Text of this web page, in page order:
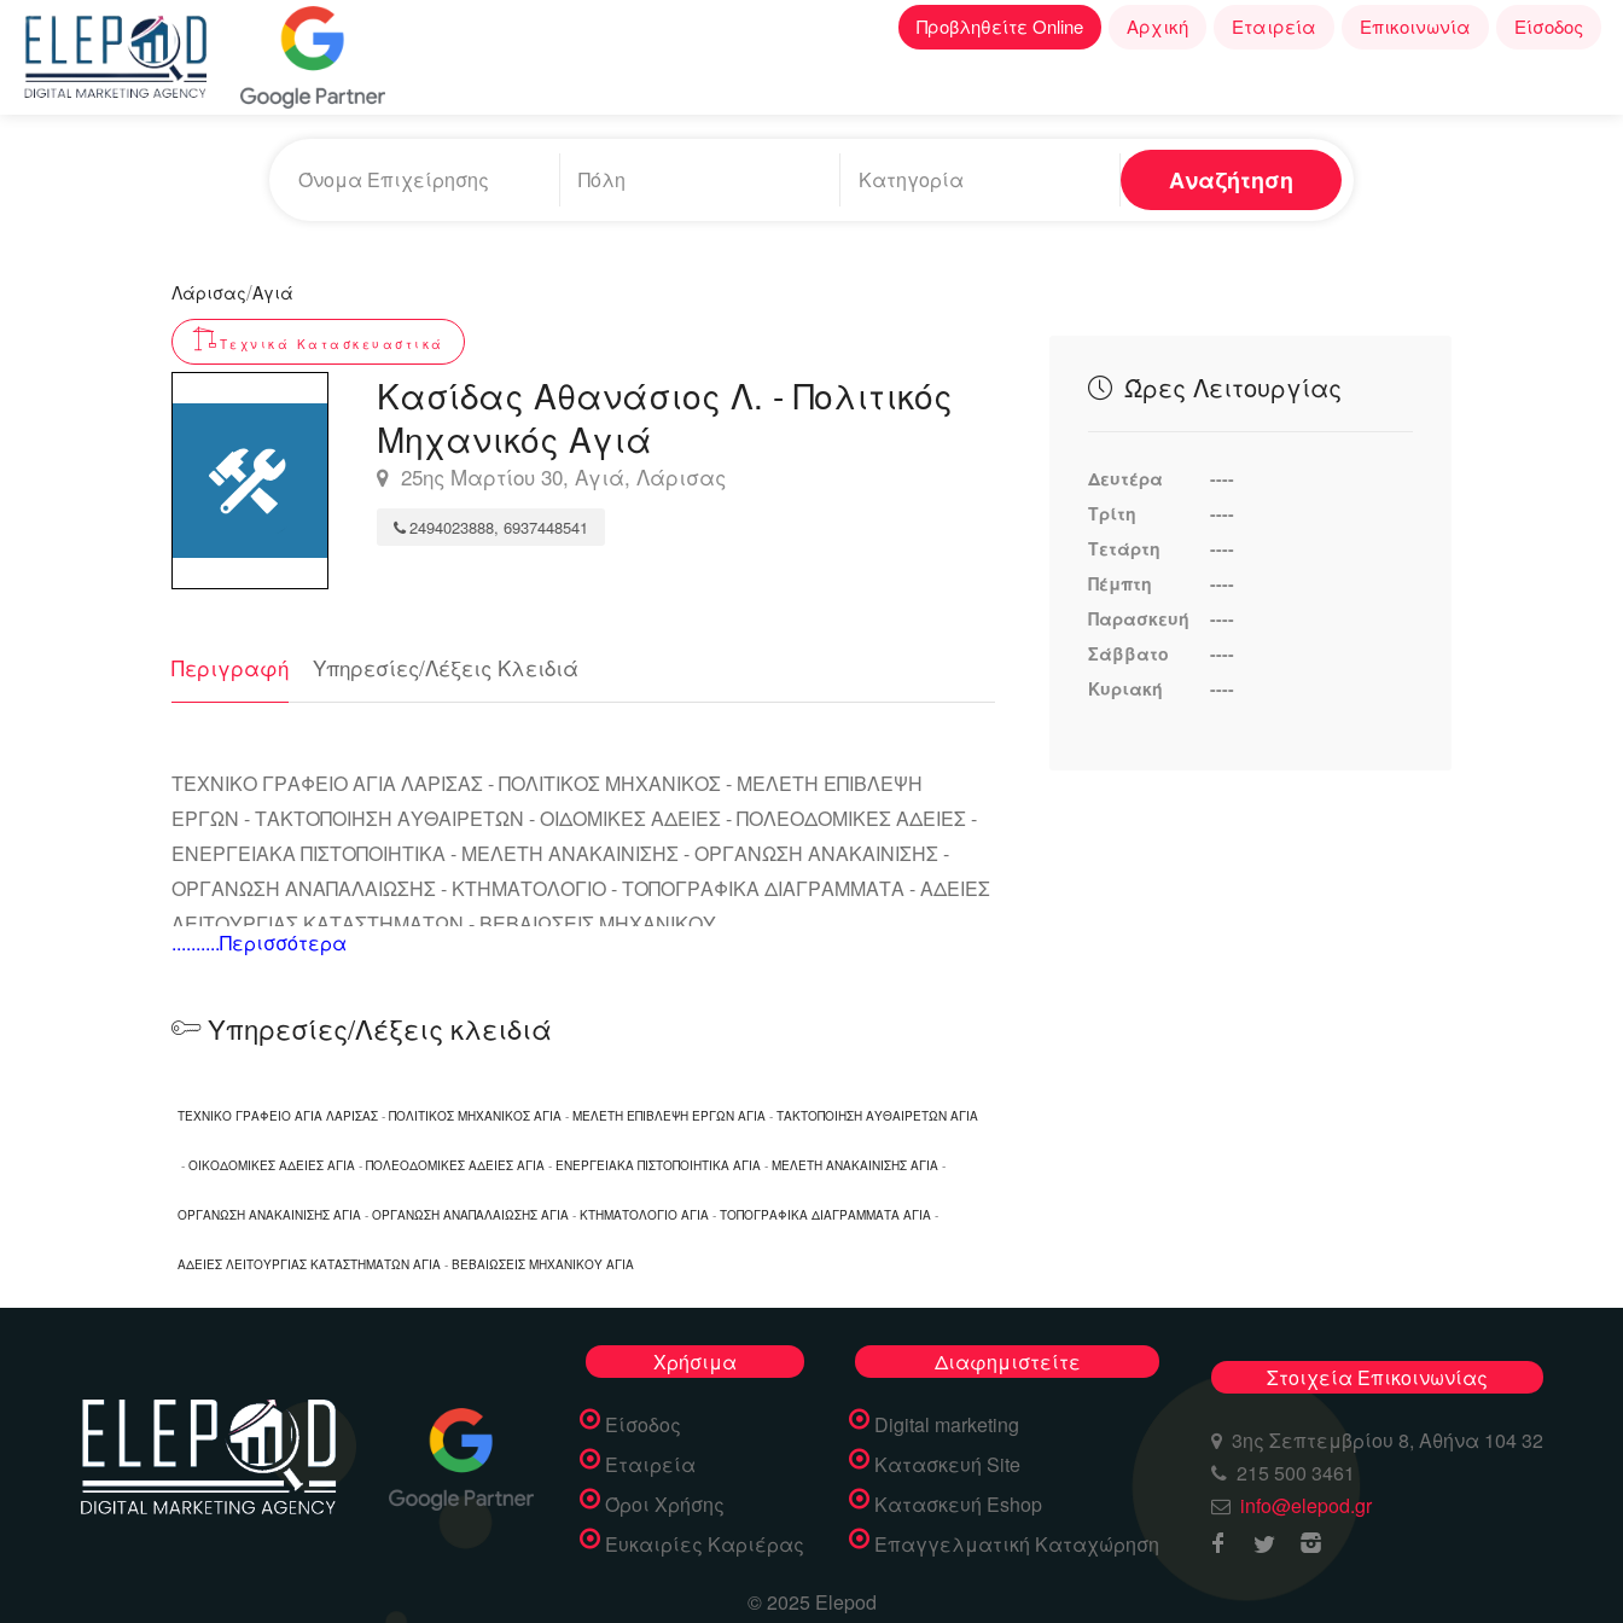
Προβληθείτε Online Αρχική Εταιρεία Επικοινωνία Είσοδος
Αναζήτηση
Λάρισας/Αγιά
Τεχνικά Κατασκευαστικά
Κασίδας Αθανάσιος Λ. - Πολιτικός
Μηχανικός Αγιά
25ης Μαρτίου 30, Αγιά, Λάρισας
2494023888, 6937448541
Περιγραφή Υπηρεσίες/Λέξεις Κλειδιά
ΤΕΧΝΙΚΟ ΓΡΑΦΕΙΟ ΑΓΙΑ ΛΑΡΙΣΑΣ - ΠΟΛΙΤΙΚΟΣ ΜΗΧΑΝΙΚΟΣ - ΜΕΛΕΤΗ ΕΠΙΒΛΕΨΗ
ΕΡΓΩΝ - ΤΑΚΤΟΠΟΙΗΣΗ ΑΥΘΑΙΡΕΤΩΝ - ΟΙΔΟΜΙΚΕΣ ΑΔΕΙΕΣ - ΠΟΛΕΟΔΟΜΙΚΕΣ ΑΔΕΙΕΣ -
ΕΝΕΡΓΕΙΑΚΑ ΠΙΣΤΟΠΟΙΗΤΙΚΑ - ΜΕΛΕΤΗ ΑΝΑΚΑΙΝΙΣΗΣ - ΟΡΓΑΝΩΣΗ ΑΝΑΚΑΙΝΙΣΗΣ -
ΟΡΓΑΝΩΣΗ ΑΝΑΠΑΛΑΙΩΣΗΣ - ΚΤΗΜΑΤΟΛΟΓΙΟ - ΤΟΠΟΓΡΑΦΙΚΑ ΔΙΑΓΡΑΜΜΑΤΑ - ΑΔΕΙΕΣ
ΛΕΙΤΟΥΡΓΙΑΣ ΚΑΤΑΣΤΗΜΑΤΩΝ - ΒΕΒΑΙΩΣΕΙΣ ΜΗΧΑΝΙΚΟΥ
..........Περισσότερα
Υπηρεσίες/Λέξεις κλειδιά
ΤΕΧΝΙΚΟ ΓΡΑΦΕΙΟ ΑΓΙΑ ΛΑΡΙΣΑΣ - ΠΟΛΙΤΙΚΟΣ ΜΗΧΑΝΙΚΟΣ ΑΓΙΑ - ΜΕΛΕΤΗ ΕΠΙΒΛΕΨΗ ΕΡΓΩΝ ΑΓΙΑ - ΤΑΚΤΟΠΟΙΗΣΗ ΑΥΘΑΙΡΕΤΩΝ ΑΓΙΑ
- ΟΙΚΟΔΟΜΙΚΕΣ ΑΔΕΙΕΣ ΑΓΙΑ - ΠΟΛΕΟΔΟΜΙΚΕΣ ΑΔΕΙΕΣ ΑΓΙΑ - ΕΝΕΡΓΕΙΑΚΑ ΠΙΣΤΟΠΟΙΗΤΙΚΑ ΑΓΙΑ - ΜΕΛΕΤΗ ΑΝΑΚΑΙΝΙΣΗΣ ΑΓΙΑ -
ΟΡΓΑΝΩΣΗ ΑΝΑΚΑΙΝΙΣΗΣ ΑΓΙΑ - ΟΡΓΑΝΩΣΗ ΑΝΑΠΑΛΑΙΩΣΗΣ ΑΓΙΑ - ΚΤΗΜΑΤΟΛΟΓΙΟ ΑΓΙΑ - ΤΟΠΟΓΡΑΦΙΚΑ ΔΙΑΓΡΑΜΜΑΤΑ ΑΓΙΑ -
ΑΔΕΙΕΣ ΛΕΙΤΟΥΡΓΙΑΣ ΚΑΤΑΣΤΗΜΑΤΩΝ ΑΓΙΑ - ΒΕΒΑΙΩΣΕΙΣ ΜΗΧΑΝΙΚΟΥ ΑΓΙΑ
Ώρες Λειτουργίας
Δευτέρα
----
Τρίτη
----
Τετάρτη
----
Πέμπτη
----
Παρασκευή
----
Σάββατο
----
Κυριακή
----
Χρήσιμα
Είσοδος
Εταιρεία
Όροι Χρήσης
Ευκαιρίες Καριέρας
Διαφημιστείτε
Digital marketing
Κατασκευή Site
Κατασκευή Eshop
Επαγγελματική Καταχώρηση
Στοιχεία Επικοινωνίας
3ης Σεπτεμβρίου 8, Αθήνα 104 32
215 500 3461
info@elepod.gr
© 2025 Elepod